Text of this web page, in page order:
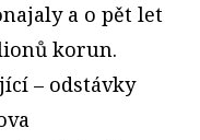
a o pět let
korun.
– odstávky